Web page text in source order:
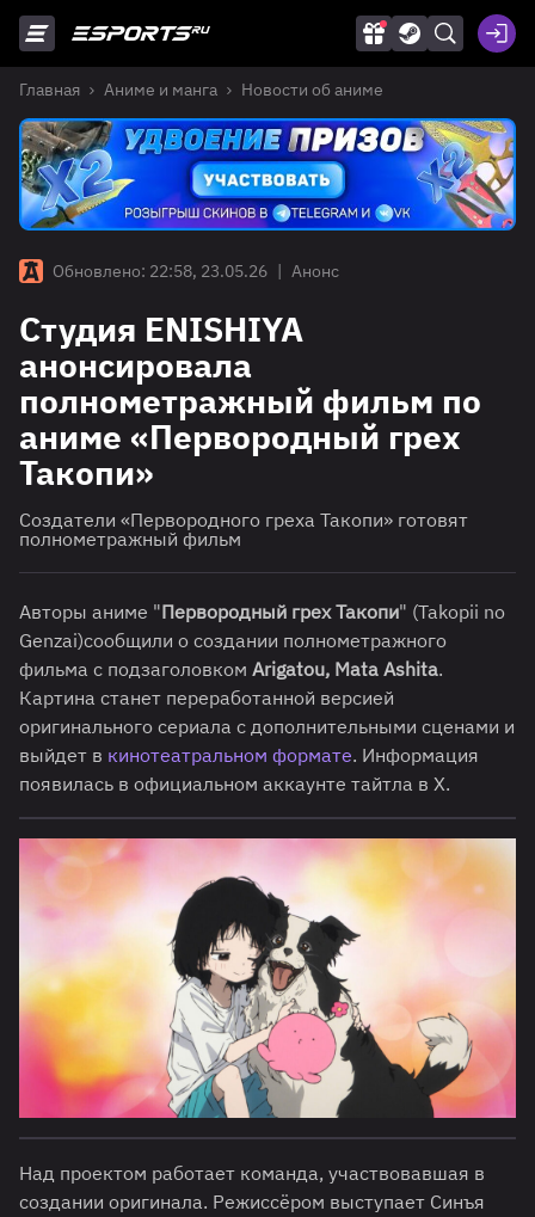
Главная Аниме и манга Новости об аниме
Обновлено: 22:58, 23.05.26 | Анонс
Студия ENISHIYA
анонсировала
полнометражный фильм по
аниме «Первородный грех
Такопи»
Создатели «Первородного греха Такопи» готовят
полнометражный фильм
Авторы аниме "Первородный грех Такопи" (Takopii no
Genzai)сообщили о создании полнометражного
фильма с подзаголовком Arigatou, Mata Ashita.
Картина станет переработанной версией
оригинального сериала с дополнительными сценами и
выйдет в кинотеатральном формате. Информация
появилась в официальном аккаунте тайтла в X.
Над проектом работает команда, участвовавшая в
создании оригинала. Режиссёром выступает Синъя